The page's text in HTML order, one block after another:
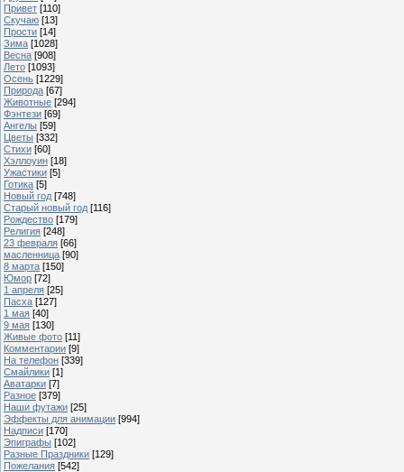
Привет [110]
Скучаю [13]
Прости [14]
Зима [1028]
Весна [908]
Лето [1093]
Осень [1229]
Природа [67]
Животные [294]
Фэнтези [69]
Ангелы [59]
Цветы [332]
Стихи [60]
Хэллоуин [18]
Ужастики [5]
Готика [5]
Новый год [748]
Старый новый год [116]
Рождество [179]
Религия [248]
23 февраля [66]
масленница [90]
8 марта [150]
Юмор [72]
1 апреля [25]
Пасха [127]
1 мая [40]
9 мая [130]
Живые фото [11]
Комментарии [9]
На телефон [339]
Смайлики [1]
Аватарки [7]
Разное [379]
Наши футажи [25]
Эффекты для анимации [994]
Надписи [170]
Эпиграфы [102]
Разные Праздники [129]
Пожелания [542]